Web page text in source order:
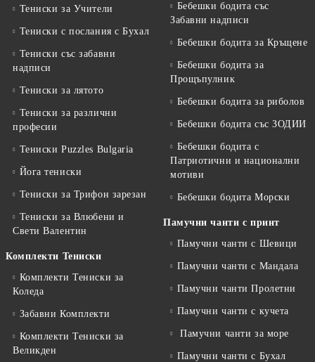
Тениски за Учители
Тениски с послания с Бухал
Тениски със забавни
надписи
Тениски за лятото
Тениски за различни
професии
Тениски Puzzles Bulgaria
Йога тениски
Тениски за Трифон зарезан
Тениски за Влюбени и
Свети Валентин
Комплекти Тениски
Комплекти Тениски за
Коледа
Забавни Комплекти
Комплекти Тениски за
Великден
Бебешки бодита със
Забавни надписи
Бебешки бодита за Кръщене
Бебешки бодита за
Прощъпулник
Бебешки бодита за риболов
Бебешки бодита със ЗОДИИ
Бебешки бодита с
Патриотични и национални
мотиви
Бебешки бодита Морски
Памучни чанти с принт
Памучни чанти с Шевици
Памучни чанти с Мандала
Памучни чанти Пролетни
Памучни чанти с кучета
Памучни чанти за море
Памучни чанти с Бухал